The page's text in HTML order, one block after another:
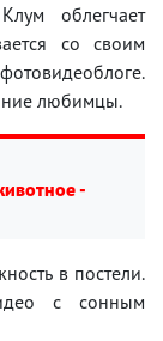
облегчает
со своим
любимцы.
-
в постели.
с сонным